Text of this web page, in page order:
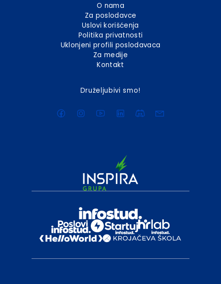
O nama
Za poslodavce
Uslovi korišćenja
Politika privatnosti
Uklonjeni profili poslodavaca
Za medije
Kontakt
Druželjubivi smo!